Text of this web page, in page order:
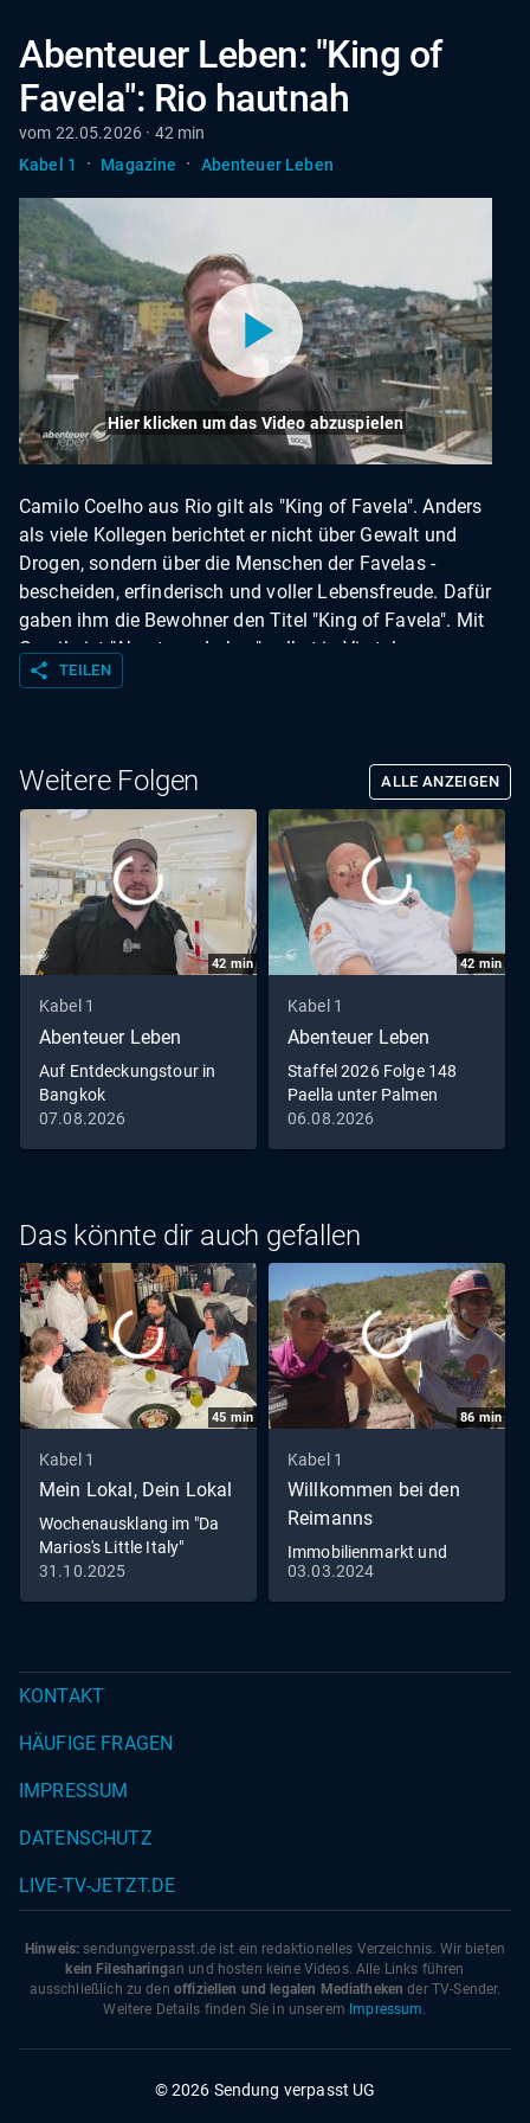
Abenteuer Leben: "King of
Favela": Rio hautnah
vom 22.05.2026 · 42 min
Kabel 1
· Magazine · Abenteuer Leben
Hier klicken um das Video abzuspielen
Camilo Coelho aus Rio gilt als "King of Favela". Anders
als viele Kollegen berichtet er nicht über Gewalt und
Drogen, sondern über die Menschen der Favelas -
bescheiden, erfinderisch und voller Lebensfreude. Dafür
gaben ihm die Bewohner den Titel "King of Favela". Mit
Camilo ist "Abenteuer Leben" selbst in Vierteln
willkommen, die als gefährlich gelten.
share TEILEN
Weitere Folgen ALLE ANZEIGEN
42 min
Kabel 1
Abenteuer Leben
Auf Entdeckungstour in
Bangkok
07.08.2026
42 min
Kabel 1
Abenteuer Leben
Staffel 2026 Folge 148
Paella unter Palmen
06.08.2026
Das könnte dir auch gefallen
45 min
Kabel 1
Mein Lokal, Dein Lokal
Wochenausklang im "Da
Marios's Little Italy"
31.10.2025
86 min
Kabel 1
Willkommen bei den
Reimanns
Immobilienmarkt und
Romantik pur - Die
Reimanns erneuern ihr
03.03.2024
KONTAKT
HÄUFIGE FRAGEN
IMPRESSUM
DATENSCHUTZ
LIVE-TV-JETZT.DE
Hinweis: sendungverpasst.de ist ein redaktionelles Verzeichnis. Wir bieten
kein Filesharingan und hosten keine Videos. Alle Links führen
ausschließlich zu den offiziellen und legalen Mediatheken der TV-Sender.
Weitere Details finden Sie in unserem Impressum.
© 2026 Sendung verpasst UG